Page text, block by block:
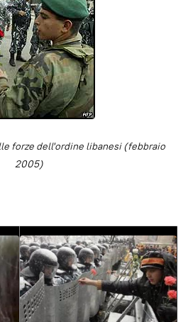
forze dell'ordine libanesi (febbraio
2005)